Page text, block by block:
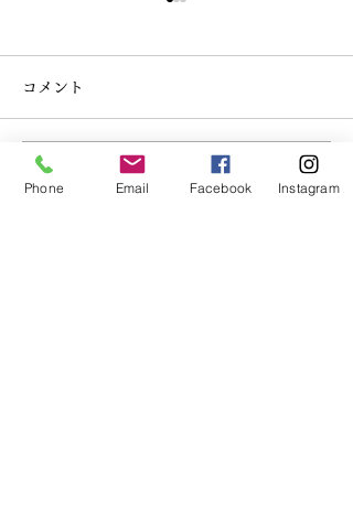
世界と話せる夏にしよう
コメント
コメントを追加…
Phone Email Facebook Instagram